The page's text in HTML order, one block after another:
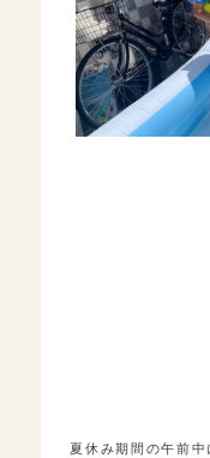
夏休み期間の午前